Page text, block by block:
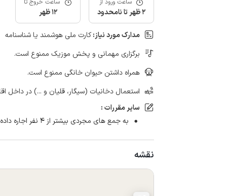
ساعت ورود از
2 ظهر تا نامحدود
ساعت خروج تا
12 ظهر
مدارک مورد نیاز:کارت ملی هوشمند یا شناسنامه
برگزاری مهمانی و پخش موزیک ممنوع است.
همراه داشتن حیوان خانگی ممنوع است.
استعمال دخانیات (سیگار، قلیان و ...) در داخل
سایر مقررات :
به جمع های مجردی بیشتر از ۴ نفر اجاره داده نمی شود.
نقشه